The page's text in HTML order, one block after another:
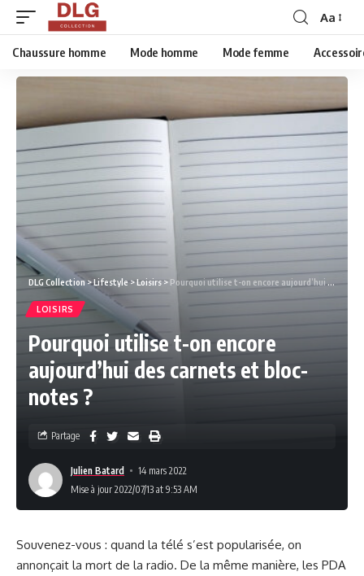
Aa
Chaussure homme Mode homme Mode femme
DLG Collection >Lifestyle>Loisirs > Pourquoi utilise t-on encore aujourd’hui des carnets et bloc-notes ?
LOISIRS
Pourquoi utilise t-on encore
aujourd’hui des carnets et bloc-
notes ?
Julien Batard
14 mars 2022
Mise à jour 2022/07/13 at 9:53 AM
Partage
Souvenez-vous : quand la télé s’est popularisée, on
annonçait la mort de la radio. De la même manière, les PDA